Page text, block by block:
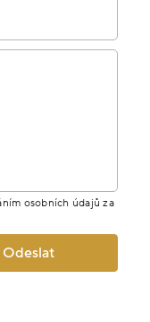
osobních údajů za
Odeslat